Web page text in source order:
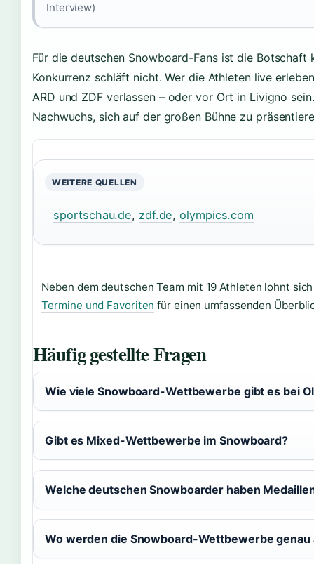
Interview)
Für die deutschen Snowboard-Fans ist die
Konkurrenz schläft nicht. Wer die Athleten live
ARD und ZDF verlassen – oder vor Ort in Livigno
Nachwuchs, sich auf der großen Bühne zu
WEITERE QUELLEN
sportschau.de, zdf.de,olympics.com
Neben dem deutschen Team mit 19 Athleten lohnt
Termine und Favoriten für einen umfassenden
Häufig gestellte Fragen
Wie viele Snowboard-Wettbewerbe gibt es bei
Gibt es Mixed-Wettbewerbe im Snowboard?
Welche deutschen Snowboarder haben
Wo werden die Snowboard-Wettbewerbe genau